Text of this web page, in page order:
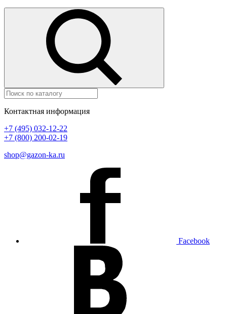
Контактная информация
+7 (495) 032-12-22
+7 (800) 200-02-19
shop@gazon-ka.ru
Facebook